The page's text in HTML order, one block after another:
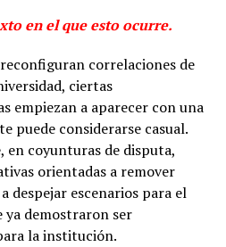
en el que esto ocurre.
correlaciones de
ciertas
empiezan a aparecer con una
puede considerarse casual.
en coyunturas de disputa,
orientadas a remover
despejar escenarios para el
demostraron ser
la institución.